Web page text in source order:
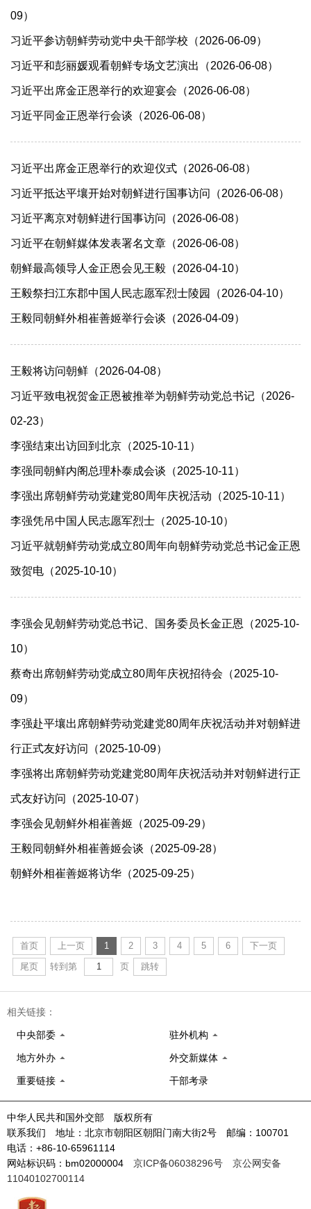
09）
习近平参访朝鲜劳动党中央干部学校（2026-06-09）
习近平和彭丽媛观看朝鲜专场文艺演出（2026-06-08）
习近平出席金正恩举行的欢迎宴会（2026-06-08）
习近平同金正恩举行会谈（2026-06-08）
习近平出席金正恩举行的欢迎仪式（2026-06-08）
习近平抵达平壤开始对朝鲜进行国事访问（2026-06-08）
习近平离京对朝鲜进行国事访问（2026-06-08）
习近平在朝鲜媒体发表署名文章（2026-06-08）
朝鲜最高领导人金正恩会见王毅（2026-04-10）
王毅祭扫江东郡中国人民志愿军烈士陵园（2026-04-10）
王毅同朝鲜外相崔善姬举行会谈（2026-04-09）
王毅将访问朝鲜（2026-04-08）
习近平致电祝贺金正恩被推举为朝鲜劳动党总书记（2026-
02-23）
李强结束出访回到北京（2025-10-11）
李强同朝鲜内阁总理朴泰成会谈（2025-10-11）
李强出席朝鲜劳动党建党80周年庆祝活动（2025-10-11）
李强凭吊中国人民志愿军烈士（2025-10-10）
习近平就朝鲜劳动党成立80周年向朝鲜劳动党总书记金正恩
致贺电（2025-10-10）
李强会见朝鲜劳动党总书记、国务委员长金正恩（2025-10-
10）
蔡奇出席朝鲜劳动党成立80周年庆祝招待会（2025-10-
09）
李强赴平壤出席朝鲜劳动党建党80周年庆祝活动并对朝鲜进
行正式友好访问（2025-10-09）
李强将出席朝鲜劳动党建党80周年庆祝活动并对朝鲜进行正
式友好访问（2025-10-07）
李强会见朝鲜外相崔善姬（2025-09-29）
王毅同朝鲜外相崔善姬会谈（2025-09-28）
朝鲜外相崔善姬将访华（2025-09-25）
首页 上一页 1 2 3 4 5 6
下一页
尾页
转到第 页 跳转
相关链接：
中央部委 驻外机构
地方外办 外交新媒体
重要链接 干部考录
中华人民共和国外交部 版权所有
联系我们 地址：北京市朝阳区朝阳门南大街2号 邮编：100701
电话：+86-10-65961114
网站标识码：bm02000004 京ICP备06038296号
京公网安备
11040102700114